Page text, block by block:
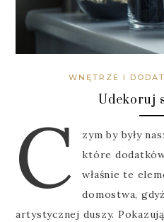
WNĘTRZE I
Udekoruj
C
zym by były
które
właśnie te
domostwa,
artystycznej duszy.